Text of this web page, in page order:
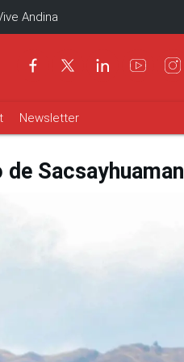
Andina
Newsletter
Sacsayhuaman